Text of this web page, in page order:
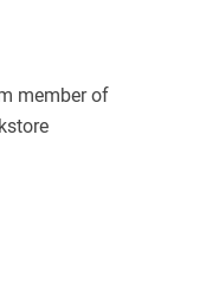
member of